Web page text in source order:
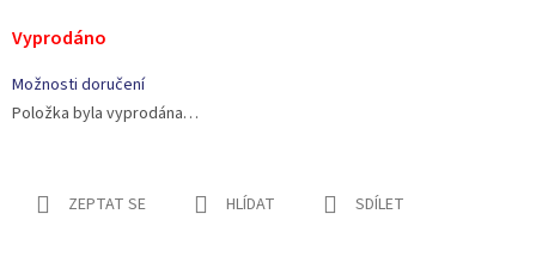
cena:
Vyprodáno
Možnosti doručení
Položka byla vyprodána…
ZEPTAT SE HLÍDAT SDÍLET